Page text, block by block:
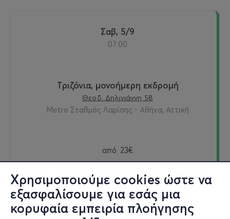
Χρησιμοποιούμε cookies ώστε να
εξασφαλίσουμε για εσάς μια
κορυφαία εμπειρία πλοήγησης
Σαβ, 5/9
07:00
Τριζόνια, μονοήμερη εκδρομή
Θεοδ. Δηλιγιάννη 58
Metro Σταθμός Λαρίσης - Αθήνα, Αττική
από 23€
Εισιτήρια